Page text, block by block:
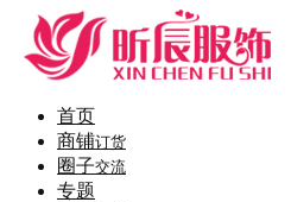
首页
商铺订货
圈子交流
专题